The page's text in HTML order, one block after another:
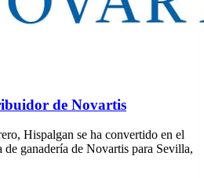
de Novartis
Hispalgan se ha convertido en el
ganadería de Novartis para Sevilla,